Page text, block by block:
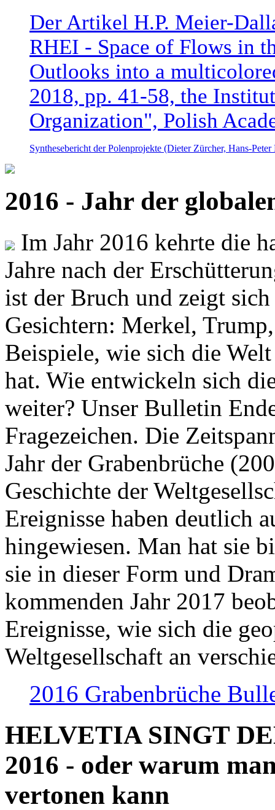
Der Artikel H.P. Meier-
RHEI - Space of Flows in
Outlooks into a
2018, pp. 41-58, the
Organization", Polish
Synthesebericht der Polenprojekte (Dieter Zürcher, Hans-
2016 - Jahr der
Im Jahr 2016 kehrte die
Jahre nach der
ist der Bruch und zeigt
Gesichtern: Merkel,
Beispiele, wie sich die
hat. Wie entwickeln sich
weiter? Unser Bulletin
Fragezeichen. Die
Jahr der Grabenbrüche
Geschichte der
Ereignisse haben deutlich
hingewiesen. Man hat sie
sie in dieser Form und
kommenden Jahr 2017
Ereignisse, wie sich die
Weltgesellschaft an
2016 Grabenbrüche
HELVETIA SINGT
2016 - oder warum
vertonen kann